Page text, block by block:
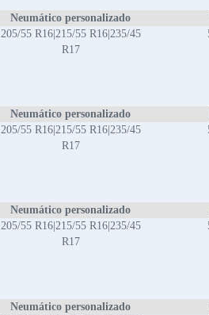
Neumático personalizado
205/55 R16|215/55 R16|235/45
R17
Neumático personalizado
205/55 R16|215/55 R16|235/45
R17
Neumático personalizado
205/55 R16|215/55 R16|235/45
R17
Neumático personalizado